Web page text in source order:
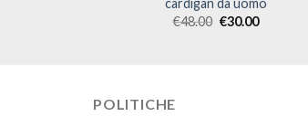
cardigan da uomo
€48.00 €30.00
POLITICHE